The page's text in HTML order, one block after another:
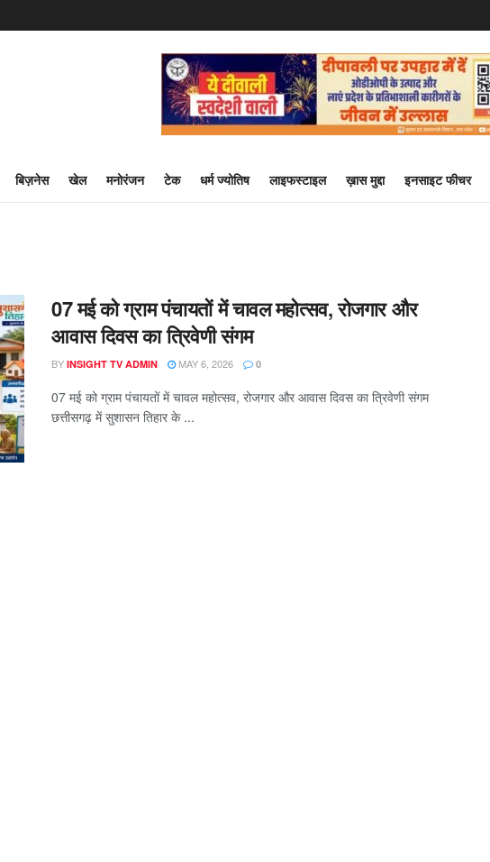
बिज़नेस खेल मनोरंजन टेक धर्म ज्योतिष लाइफस्टाइल ख़ास मुद्दा इनसाइट फीचर
07 मई को ग्राम पंचायतों में चावल महोत्सव, रोजगार और
आवास दिवस का त्रिवेणी संगम
BY INSIGHT TV ADMIN MAY 6, 2026 0
07 मई को ग्राम पंचायतों में चावल महोत्सव, रोजगार और आवास दिवस का त्रिवेणी संगम
छत्तीसगढ़ में सुशासन तिहार के ...